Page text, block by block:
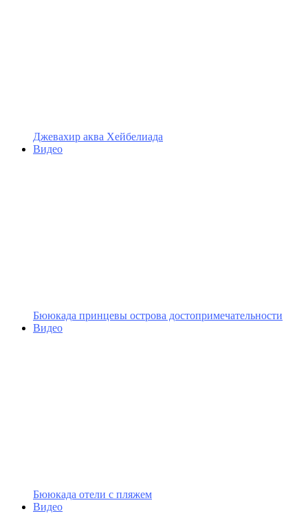
Джевахир аква Хейбелиада
Видео
Бююкада принцевы острова достопримечательности
Видео
Бююкада отели с пляжем
Видео